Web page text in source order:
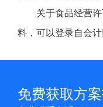
关于食品经营
料，可以登录自会计
免费获取方